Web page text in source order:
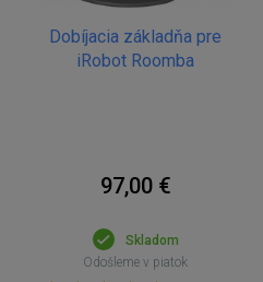
Dobíjacia základňa pre
iRobot Roomba
97,00 €
Skladom
Odošleme v piatok